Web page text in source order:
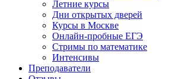
Летние курсы
Дни открытых дверей
Курсы в Москве
Онлайн-пробные ЕГЭ
Стримы по математике
Интенсивы
Преподаватели